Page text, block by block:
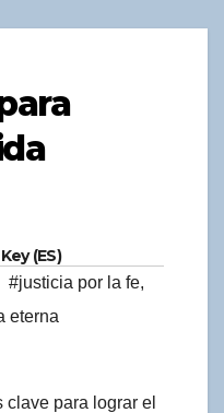
(ES)
#justicia por la fe,
eterna
clave para lograr el